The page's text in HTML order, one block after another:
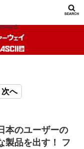
次へ
本のユーザーの
製品を出す！ フ